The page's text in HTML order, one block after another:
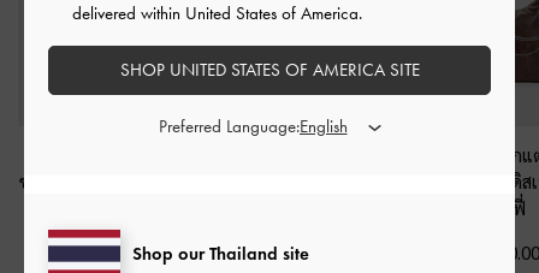
ขนาดมินิดีเทลเชือกรูดรุ่น
฿3,190.00
฿3,790.00
กระเป๋าโฮโบตก
สีดิ
คอฟฟี่
฿3,590.00
Shop our Thailand site
delivered within United States of America.
SHOP UNITED STATES OF AMERICA SITE
Preferred Language: